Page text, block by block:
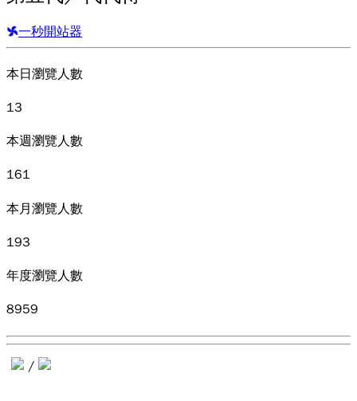
一秒開站器
本日瀏覽人數
13
本週瀏覽人數
161
本月瀏覽人數
193
年度瀏覽人數
8959
/